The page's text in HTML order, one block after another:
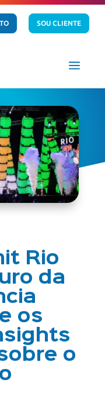
SOU CLIENTE
a
Rio
da
os
o